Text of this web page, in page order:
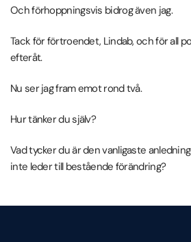
Och förhoppningsvis bidrog även jag.
Tack för förtroendet, Lindab, och för all
efteråt.
Nu ser jag fram emot rond två.
Hur tänker du själv?
Vad tycker du är den vanligaste
inte leder till bestående förändring?